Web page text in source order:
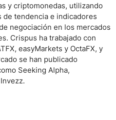
y criptomonedas, utilizando
tendencia e indicadores
negociación en los mercados
Crispus ha trabajado con
easyMarkets y OctaFX, y
se han publicado
Seeking Alpha,